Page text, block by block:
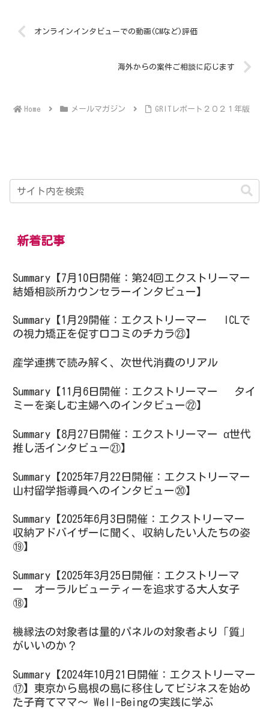
オンラインインタビューでの動画(CMなど)評価
海外からの案件ご相談に応じます
メールマガジン GRITレポート２０２１年版
新着記事
Summary【7月10日開催：第24回エクストリーマー
結婚相談所カウンセラーインタビュー】
Summary【1月29開催：エクストリーマー ICLで
の視力矯正を促す口コミのチカラ㉓】
産学連携で読み解く、次世代消費のリアル
Summary【11月6日開催：エクストリーマー タイ
ミーを楽しむ主婦へのインタビュー㉒】
Summary【8月27日開催：エクストリーマー α世代
推し活インタビュー㉑】
Summary【2025年7月22日開催：エクストリーマー
山村留学指導員へのインタビュー⑳】
Summary【2025年6月3日開催：エクストリーマー
収納アドバイザーに聞く、収納したい人たちの姿
⑲】
Summary【2025年3月25日開催：エクストリーマ
ー オーラルビューティーを追求する大人女子
⑱】
機縁法の対象者は量的パネルの対象者より「質」
がいいのか？
Summary【2024年10月21日開催：エクストリーマー
⑰】東京から島根の島に移住してビジネスを始め
た子育てママ～ Well-Beingの実践に学ぶ